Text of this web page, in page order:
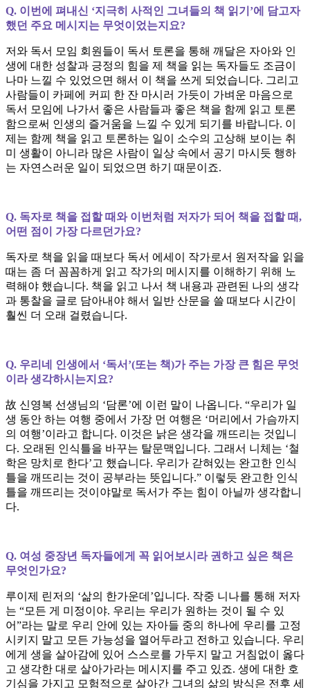
Q. 이번에 펴내신 ‘지극히 사적인 그녀들의 책 읽기’에 담고자
했던 주요 메시지는 무엇이었는지요?
저와 독서 모임 회원들이 독서 토론을 통해 깨달은 자아와 인
생에 대한 성찰과 긍정의 힘을 제 책을 읽는 독자들도 조금이
나마 느낄 수 있었으면 해서 이 책을 쓰게 되었습니다. 그리고
사람들이 카페에 커피 한 잔 마시러 가듯이 가벼운 마음으로
독서 모임에 나가서 좋은 사람들과 좋은 책을 함께 읽고 토론
함으로써 인생의 즐거움을 느낄 수 있게 되기를 바랍니다. 이
제는 함께 책을 읽고 토론하는 일이 소수의 고상해 보이는 취
미 생활이 아니라 많은 사람이 일상 속에서 공기 마시듯 행하
는 자연스러운 일이 되었으면 하기 때문이죠.
Q. 독자로 책을 접할 때와 이번처럼 저자가 되어 책을 접할 때,
어떤 점이 가장 다르던가요?
독자로 책을 읽을 때보다 독서 에세이 작가로서 원저작을 읽을
때는 좀 더 꼼꼼하게 읽고 작가의 메시지를 이해하기 위해 노
력해야 했습니다. 책을 읽고 나서 책 내용과 관련된 나의 생각
과 통찰을 글로 담아내야 해서 일반 산문을 쓸 때보다 시간이
훨씬 더 오래 걸렸습니다.
Q. 우리네 인생에서 ‘독서’(또는 책)가 주는 가장 큰 힘은 무엇
이라 생각하시는지요?
故 신영복 선생님의 ‘담론’에 이런 말이 나옵니다. “우리가 일
생 동안 하는 여행 중에서 가장 먼 여행은 ‘머리에서 가슴까지
의 여행’이라고 합니다. 이것은 낡은 생각을 깨뜨리는 것입니
다. 오래된 인식틀을 바꾸는 탈문맥입니다. 그래서 니체는 ‘철
학은 망치로 한다’고 했습니다. 우리가 갇혀있는 완고한 인식
틀을 깨뜨리는 것이 공부라는 뜻입니다.” 이렇듯 완고한 인식
틀을 깨뜨리는 것이야말로 독서가 주는 힘이 아닐까 생각합니
다.
Q. 여성 중장년 독자들에게 꼭 읽어보시라 권하고 싶은 책은
무엇인가요?
루이제 린저의 ‘삶의 한가운데’입니다. 작중 니나를 통해 저자
는 “모든 게 미정이야. 우리는 우리가 원하는 것이 될 수 있
어”라는 말로 우리 안에 있는 자아들 중의 하나에 우리를 고정
시키지 말고 모든 가능성을 열어두라고 전하고 있습니다. 우리
에게 생을 살아감에 있어 스스로를 가두지 말고 거침없이 옳다
고 생각한 대로 살아가라는 메시지를 주고 있죠. 생에 대한 호
기심을 가지고 모험적으로 살아간 그녀의 삶의 방식은 전후 세